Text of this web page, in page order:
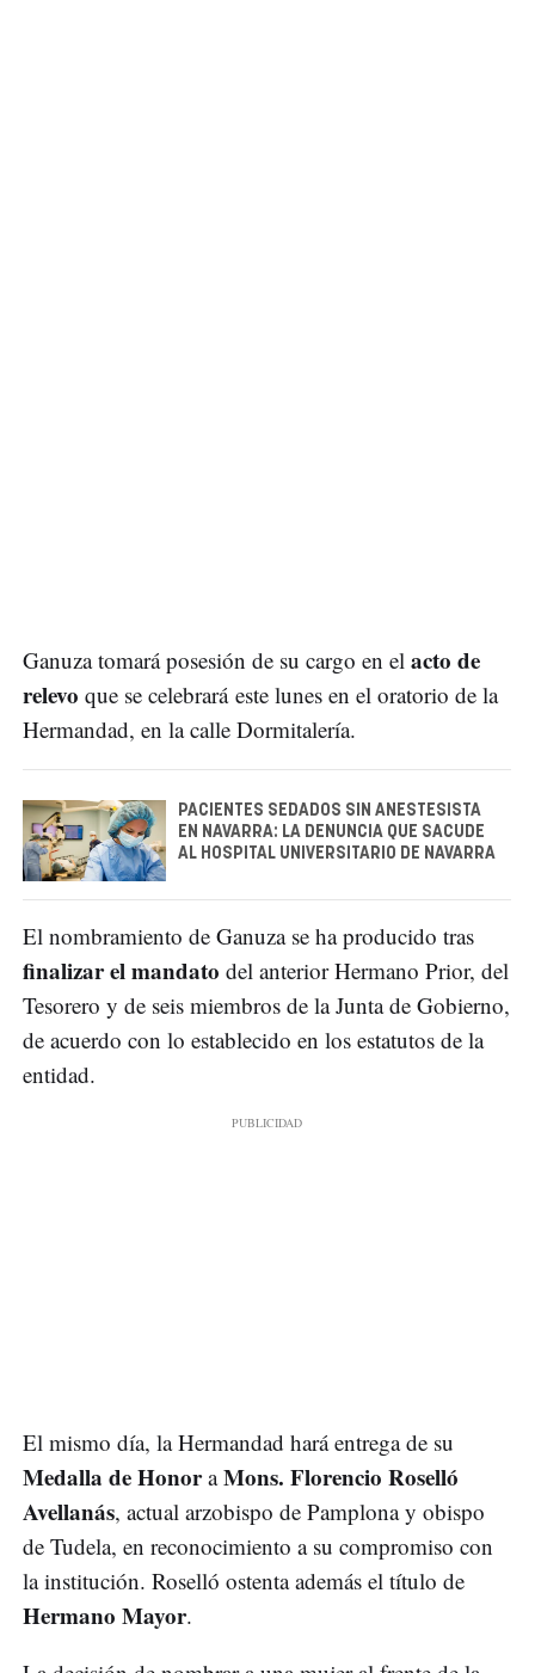
Ganuza tomará posesión de su cargo en el acto de
relevo que se celebrará este lunes en el oratorio de la
Hermandad, en la calle Dormitalería.
PACIENTES SEDADOS SIN ANESTESISTA
EN NAVARRA: LA DENUNCIA QUE SACUDE
AL HOSPITAL UNIVERSITARIO DE NAVARRA
El nombramiento de Ganuza se ha producido tras
finalizar el mandato del anterior Hermano Prior, del
Tesorero y de seis miembros de la Junta de Gobierno,
de acuerdo con lo establecido en los estatutos de la
entidad.
El mismo día, la Hermandad hará entrega de su
Medalla de HonoraMons. Florencio Roselló
Avellanás, actual arzobispo de Pamplona y obispo
de Tudela, en reconocimiento a su compromiso con
la institución. Roselló ostenta además el título de
Hermano Mayor.